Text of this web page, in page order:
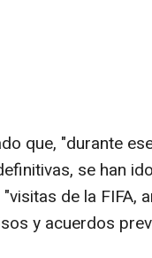
que, "durante
se han
de la FIFA,
y acuerdos